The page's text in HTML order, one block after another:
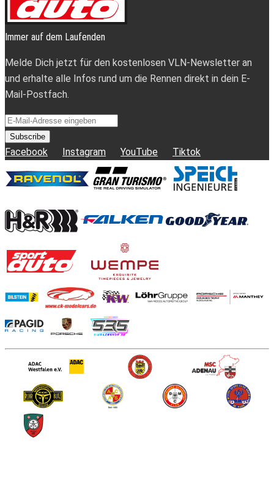
Immer auf dem Laufenden
Melde Dich jetzt für den kostenlosen VLN-Newsletter an
und erhalte alle Infos rund um die Rennen direkt in dein E-
Mail-Postfach.
Subscribe
Facebook Instagram YouTube Tiktok